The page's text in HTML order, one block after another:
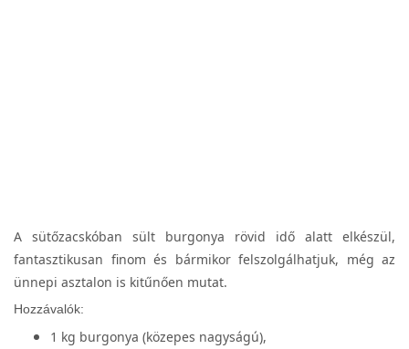
A sütőzacskóban sült burgonya rövid idő alatt elkészül,
fantasztikusan finom és bármikor felszolgálhatjuk, még az
ünnepi asztalon is kitűnően mutat.
Hozzávalók:
1 kg burgonya (közepes nagyságú),